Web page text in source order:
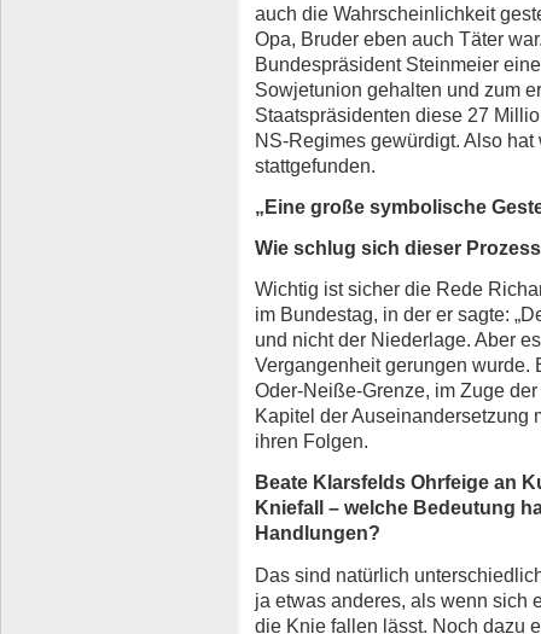
auch die Wahrscheinlichkeit
Opa, Bruder eben auch Täter
Bundespräsident Steinmeier
Sowjetunion gehalten und zum
Staatspräsidenten diese 27
NS-Regimes gewürdigt. Also
stattgefunden.
„Eine große symbolische
Wie schlug sich dieser
Wichtig ist sicher die Rede
im Bundestag, in der er sagte:
und nicht der Niederlage. Aber
Vergangenheit gerungen wurde.
Oder-Neiße-Grenze, im Zuge
Kapitel der Auseinandersetzung
ihren Folgen.
Beate Klarsfelds Ohrfeige an
Kniefall – welche Bedeutung
Handlungen?
Das sind natürlich
ja etwas anderes, als wenn sich
die Knie fallen lässt. Noch dazu